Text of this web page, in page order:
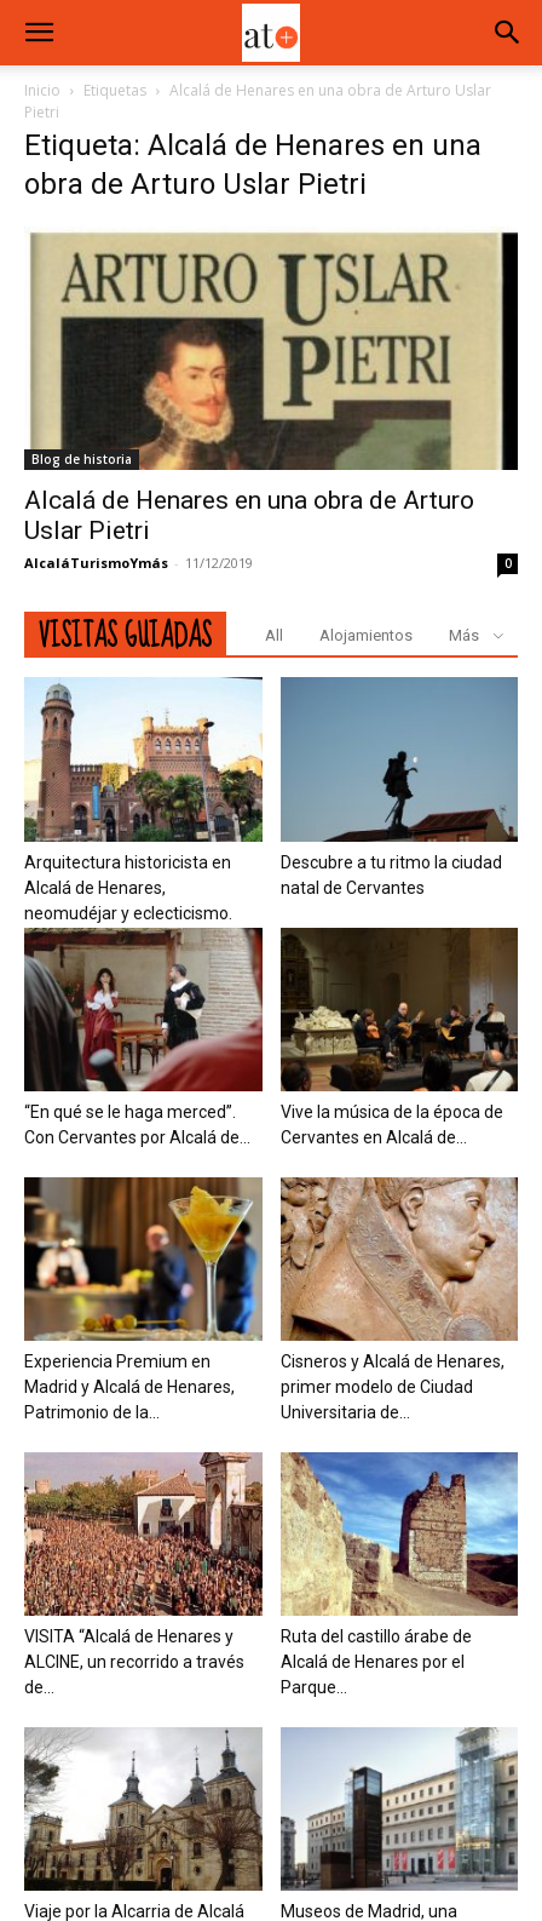
Inicio Etiquetas
Alcalá de Henares en una obra de Arturo Uslar
Pietri
Etiqueta: Alcalá de Henares en una
obra de Arturo Uslar Pietri
Blog de historia
Alcalá de Henares en una obra de Arturo
Uslar Pietri
AlcaláTurismoYmás - 11/12/2019 0
VISITAS GUIADAS All Alojamientos Más
Arquitectura historicista en
Alcalá de Henares,
neomudéjar y eclecticismo.
Descubre a tu ritmo la ciudad
natal de Cervantes
“En qué se le haga merced”.
Con Cervantes por Alcalá de...
Vive la música de la época de
Cervantes en Alcalá de...
Experiencia Premium en
Madrid y Alcalá de Henares,
Patrimonio de la...
Cisneros y Alcalá de Henares,
primer modelo de Ciudad
Universitaria de...
VISITA “Alcalá de Henares y
ALCINE, un recorrido a través
de...
Ruta del castillo árabe de
Alcalá de Henares por el
Parque...
Viaje por la Alcarria de Alcalá
Museos de Madrid, una